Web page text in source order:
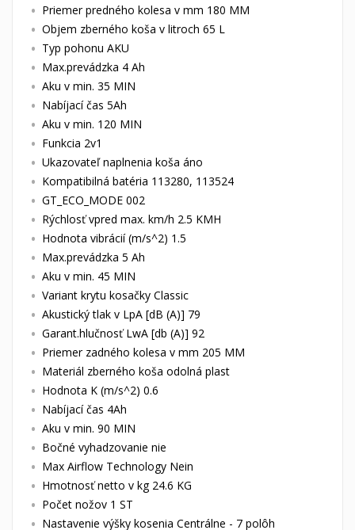
Priemer predného kolesa v mm 180 MM
Objem zberného koša v litroch 65 L
Typ pohonu AKU
Max.prevádzka 4 Ah
Aku v min. 35 MIN
Nabíjací čas 5Ah
Aku v min. 120 MIN
Funkcia 2v1
Ukazovateľ naplnenia koša áno
Kompatibilná batéria 113280, 113524
GT_ECO_MODE 002
Rýchlosť vpred max. km/h 2.5 KMH
Hodnota vibrácií (m/s^2) 1.5
Max.prevádzka 5 Ah
Aku v min. 45 MIN
Variant krytu kosačky Classic
Akustický tlak v LpA [dB (A)] 79
Garant.hlučnosť LwA [db (A)] 92
Priemer zadného kolesa v mm 205 MM
Materiál zberného koša odolná plast
Hodnota K (m/s^2) 0.6
Nabíjací čas 4Ah
Aku v min. 90 MIN
Bočné vyhadzovanie nie
Max Airflow Technology Nein
Hmotnosť netto v kg 24.6 KG
Počet nožov 1 ST
Nastavenie výšky kosenia Centrálne - 7 polôh